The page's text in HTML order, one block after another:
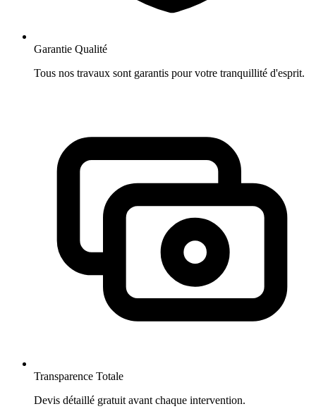
Garantie Qualité
Tous nos travaux sont garantis pour votre tranquillité d'esprit.
Transparence Totale
Devis détaillé gratuit avant chaque intervention.